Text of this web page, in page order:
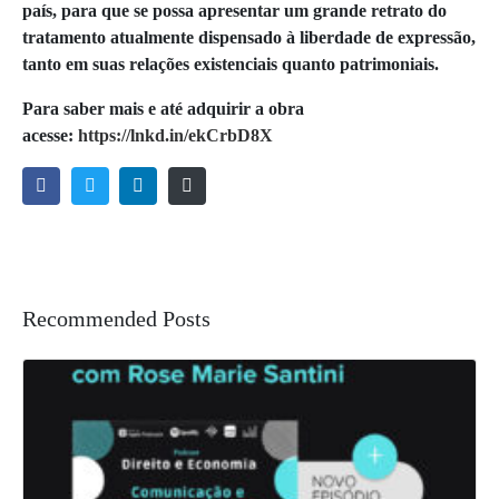
país, para que se possa apresentar um grande retrato do
tratamento atualmente dispensado à liberdade de expressão,
tanto em suas relações existenciais quanto patrimoniais.
Para saber mais e até adquirir a obra
acesse: https://lnkd.in/ekCrbD8X
Recommended Posts